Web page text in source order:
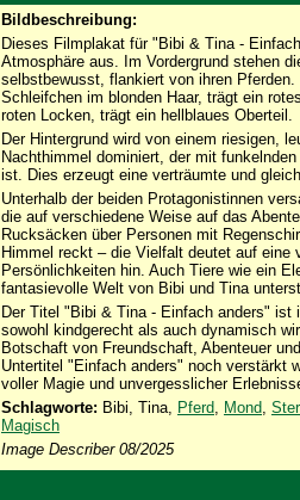
Bildbeschreibung:
Dieses Filmplakat für "Bibi & Tina -
Atmosphäre aus. Im Vordergrund stehen
selbstbewusst, flankiert von ihren
Schleifchen im blonden Haar, trägt ein
roten Locken, trägt ein hellblaues Oberteil.
Der Hintergrund wird von einem riesigen,
Nachthimmel dominiert, der mit
ist. Dies erzeugt eine verträumte und
Unterhalb der beiden Protagonistinnen
die auf verschiedene Weise auf das
Rucksäcken über Personen mit
Himmel reckt – die Vielfalt deutet auf eine
Persönlichkeiten hin. Auch Tiere wie ein
fantasievolle Welt von Bibi und Tina
Der Titel "Bibi & Tina - Einfach anders"
sowohl kindgerecht als auch dynamisch
Botschaft von Freundschaft, Abenteuer
Untertitel "Einfach anders" noch verstärkt
voller Magie und unvergesslicher
Schlagworte: Bibi, Tina, Pferd, Mond,
Magisch
Image Describer 08/2025